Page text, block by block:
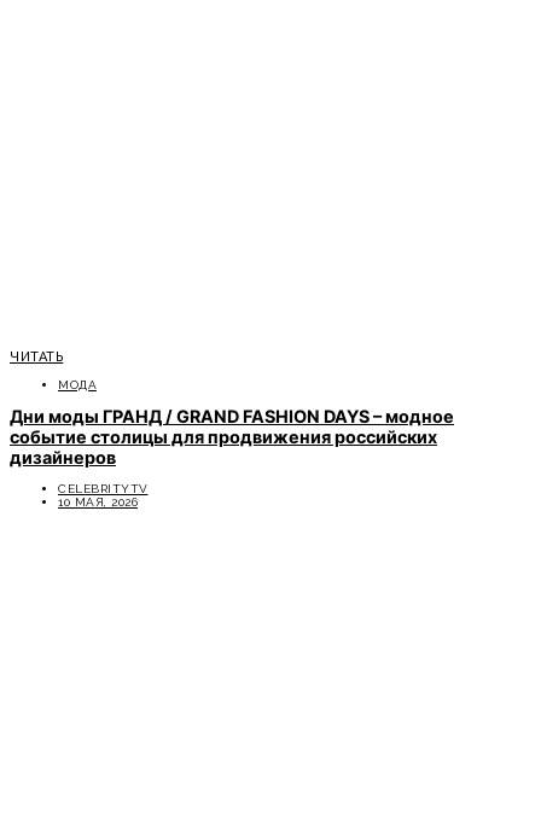
ЧИТАТЬ
МОДА
Дни моды ГРАНД / GRAND FASHION DAYS – модное
событие столицы для продвижения российских
дизайнеров
CELEBRITYTV
10 МАЯ, 2026